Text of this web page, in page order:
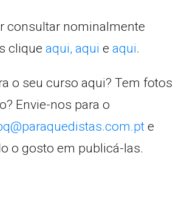
consultar nominalmente
clique aqui, aqui e aqui.
o seu curso aqui? Tem fotos
Envie-nos para o
e
o gosto em publicá-las.